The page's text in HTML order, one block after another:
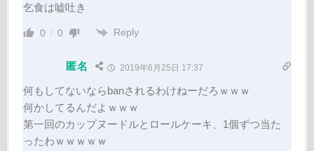
乞食は嘘吐き
0 0 Reply
匿名 2019年6月25日 17:37
何もしてないならbanされるわけねーだろｗｗｗ
何かしてるんだよｗｗｗ
第一回のカップヌードルとロールケーキ、1個ずつ当た
ったわｗｗｗｗｗ